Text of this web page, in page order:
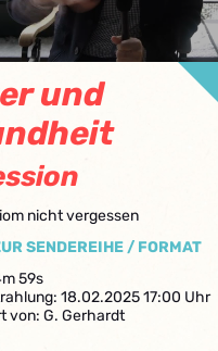
und
nicht vergessen
SENDEREIHE / FORMAT
59s
18.02.2025 17:00 Uhr
von: G. Gerhardt